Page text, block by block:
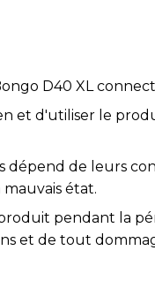
D40 XL
et d'utiliser le
dépend de leurs
état.
pendant la
et de tout